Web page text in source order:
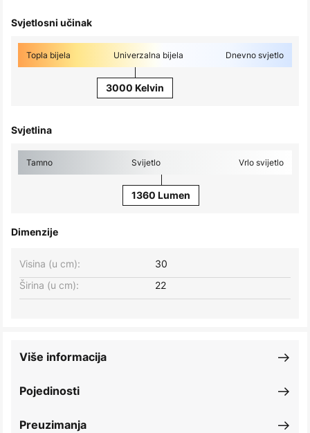
Svjetlosni učinak
Topla bijela Univerzalna bijela Dnevno svjetlo
3000 Kelvin
Svjetlina
Tamno Svijetlo Vrlo svijetlo
1360 Lumen
Dimenzije
Širina (u cm): 22
Visina (u cm): 30
Pojedinosti
Više informacija
Preuzimanja